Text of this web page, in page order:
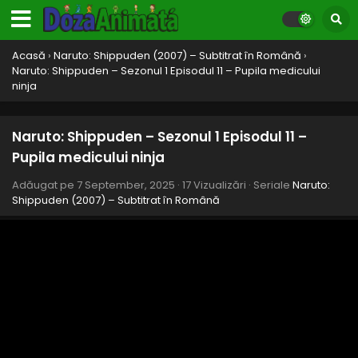
Acasă › Naruto: Shippuden (2007) – Subtitrat în Română ›
Naruto: Shippuden – Sezonul 1 Episodul 11 – Pupila medicului
ninja
Naruto: Shippuden – Sezonul 1 Episodul 11 –
Pupila medicului ninja
Adăugat pe 7 September, 2025 · 17 Vizualizări · Seriale Naruto:
Shippuden (2007) – Subtitrat în Română